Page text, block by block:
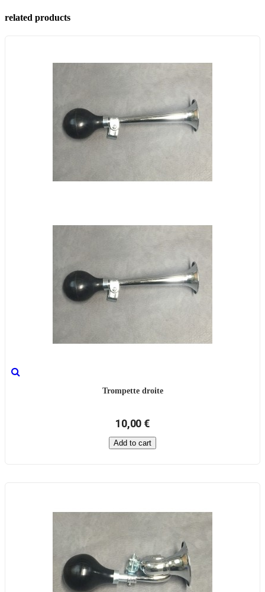
related products
Trompette droite
10,00 €
Add to cart